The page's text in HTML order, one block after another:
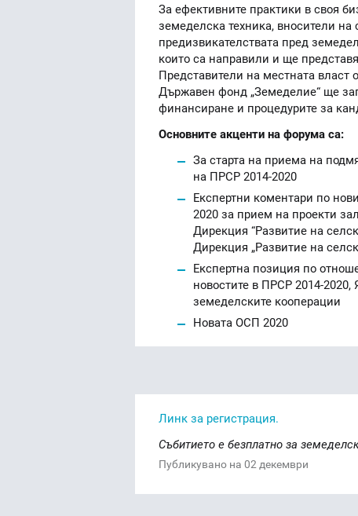
За ефективните практики в своя
земеделска техника, вносители
предизвикателствата пред
които са направили и ще
Представители на местната власт
Държавен фонд „Земеделие“ ще
финансиране и процедурите за
Основните акценти на форума са:
За старта на приема на
на ПРСР 2014-2020
Експертни коментари по
2020 за прием на проекти
Дирекция “Развитие на
Дирекция „Развитие на
Експертна позиция по
новостите в ПРСР 2014-
земеделските кооперации
Новата ОСП 2020
Линк за регистрация.
Събитието е безплатно за
Публикувано на 02 декември